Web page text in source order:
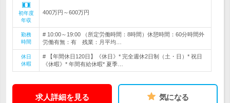
初年度
年収
400万円～600万円
勤務
時間
# 10:00～19:00 （所定労働時間：8時間）休憩時間：60分時間外
労働有無：有 残業：月平均…
休日
休暇
# 【年間休日120日】《休日》* 完全週休2日制（土・日）* 祝日
《休暇》* 年間有給休暇* 夏季…
求人詳細を見る 気になる